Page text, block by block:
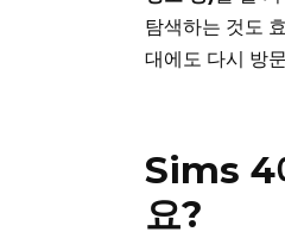
탐색하는 것도
대에도 다시 방
Sims 4
요?